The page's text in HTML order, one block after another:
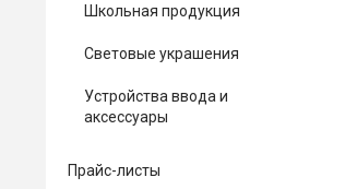
Школьная продукция
Световые украшения
Устройства ввода и
аксессуары
Прайс-листы